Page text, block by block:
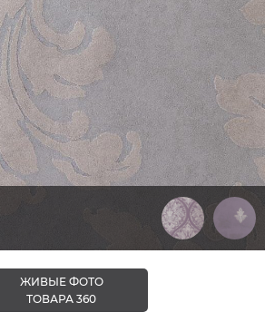
ЖИВЫЕ ФОТО
ТОВАРА 360